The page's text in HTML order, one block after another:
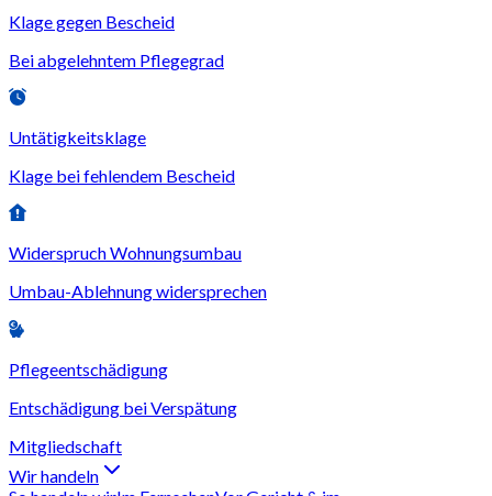
Klage gegen Bescheid
Bei abgelehntem Pflegegrad
Untätigkeitsklage
Klage bei fehlendem Bescheid
Widerspruch Wohnungsumbau
Umbau-Ablehnung widersprechen
Pflegeentschädigung
Entschädigung bei Verspätung
Mitgliedschaft
Wir handeln